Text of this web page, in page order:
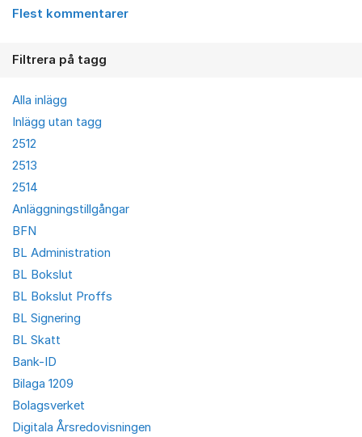
Flest kommentarer
Filtrera på tagg
Alla inlägg
Inlägg utan tagg
2512
2513
2514
Anläggningstillgångar
BFN
BL Administration
BL Bokslut
BL Bokslut Proffs
BL Signering
BL Skatt
Bank-ID
Bilaga 1209
Bolagsverket
Digitala Årsredovisningen